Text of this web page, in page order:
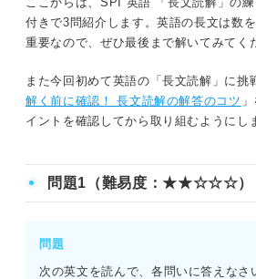
付きで3問紹介します。英語の長文は数
重要なので、ぜひ最後まで解いてみてく
また今回初めて英語の「長文読解」に挑
解く前に確認！ 長文読解の解答のコツ
イントを確認してから取り組むようにし
問題1（難易度：★★☆☆☆）
問題
次の英文を読んで、各問いに答えなさ